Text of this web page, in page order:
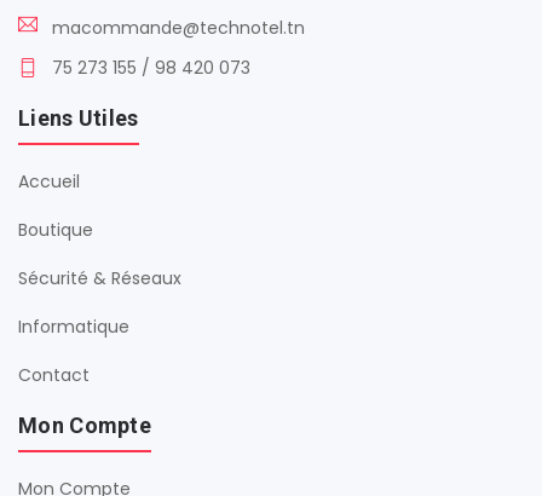
macommande@technotel.tn
75 273 155 / 98 420 073
Liens Utiles
Accueil
Boutique
Sécurité & Réseaux
Informatique
Contact
Mon Compte
Mon Compte